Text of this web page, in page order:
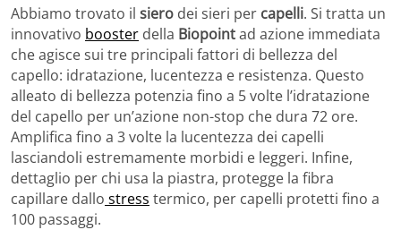
Abbiamo trovato il siero dei sieri per capelli. Si tratta un
innovativo booster della Biopointad azione immediata
che agisce sui tre principali fattori di bellezza del
capello: idratazione, lucentezza e resistenza. Questo
alleato di bellezza potenzia fino a 5 volte l’idratazione
del capello per un’azione non-stop che dura 72 ore.
Amplifica fino a 3 volte la lucentezza dei capelli
lasciandoli estremamente morbidi e leggeri. Infine,
dettaglio per chi usa la piastra, protegge la fibra
capillare dallo stress termico, per capelli protetti fino a
100 passaggi.